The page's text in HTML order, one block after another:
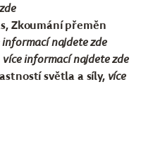
zde
Zkoumání přeměn
informací najdetezde
více informací najdetezde
světla a síly, více